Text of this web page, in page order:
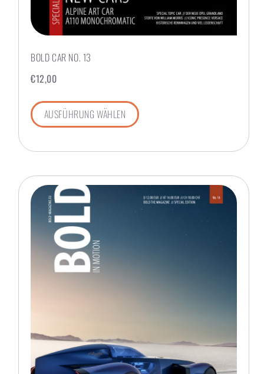
BOLD CAR NO. 13
€12,00
AUSFÜHRUNG WÄHLEN